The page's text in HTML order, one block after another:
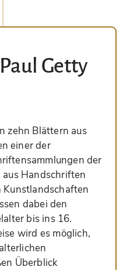
Getty
zehn Blättern aus
einer der
der
Handschriften
Kunstlandschaften
dabei den
bis ins 16.
wird es möglich,
Überblick